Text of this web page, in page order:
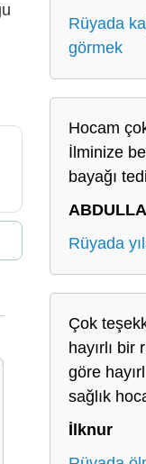
Rüyada
görmek
Hocam
İlminize
bayağı
Rüyada
Çok
hayırlı bir
göre
sağlık
İlknur